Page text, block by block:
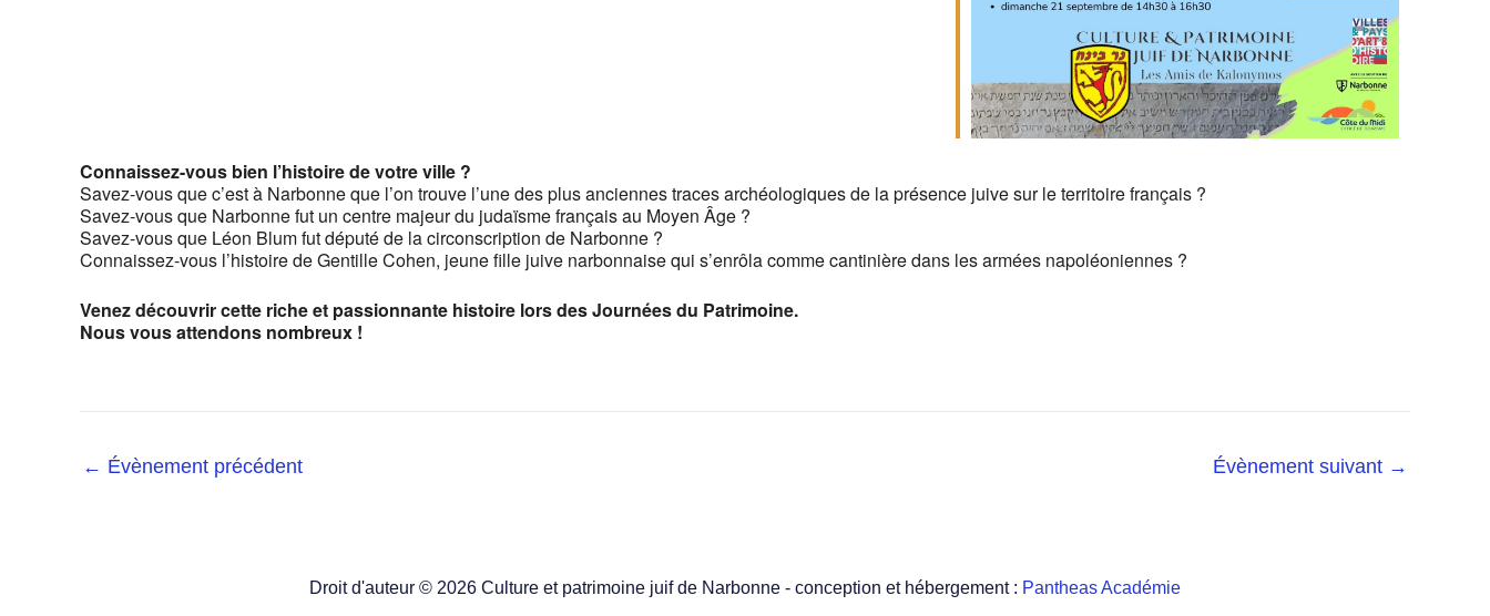
Connaissez-vous bien l’histoire de votre ville ?
Savez-vous que c’est à Narbonne que l’on trouve l’une des plus anciennes traces archéologiques de la présence juive sur le territoire français ?
Savez-vous que Narbonne fut un centre majeur du judaïsme français au Moyen Âge ?
Savez-vous que Léon Blum fut député de la circonscription de Narbonne ?
Connaissez-vous l’histoire de Gentille Cohen, jeune fille juive narbonnaise qui s’enrôla comme cantinière dans les armées napoléoniennes ?
Venez découvrir cette riche et passionnante histoire lors des Journées du Patrimoine.
Nous vous attendons nombreux !
← Évènement précédent Évènement suivant →
Droit d'auteur © 2026 Culture et patrimoine juif de Narbonne - conception et hébergement : Pantheas Académie